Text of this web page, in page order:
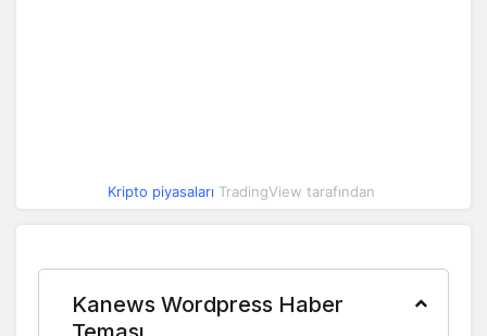
Kripto piyasaları TradingView tarafından
Kanews Wordpress Haber